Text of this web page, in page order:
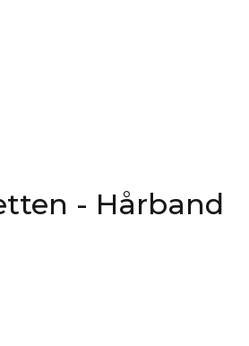
- Hårband